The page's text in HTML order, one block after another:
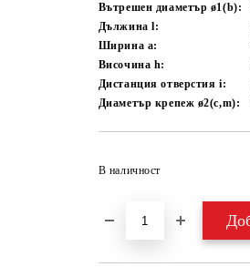
Вътрешен диаметър ø1(b):
Дължина l:
Ширина a:
Височина h:
Дистанция отверстия i:
Диаметър крепеж ø2(c,m):
В наличност